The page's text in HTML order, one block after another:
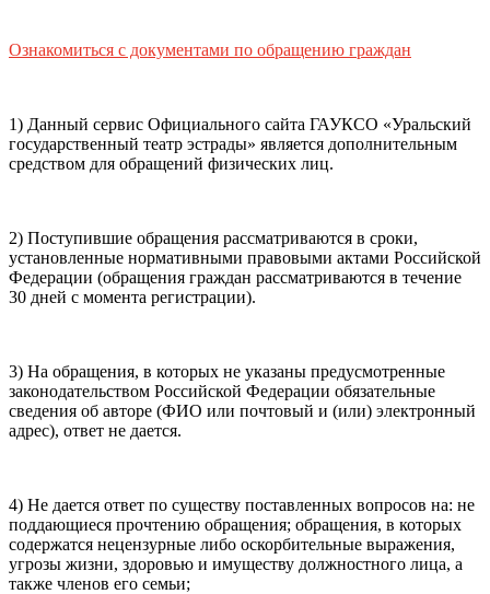
мобильный номер телефона
Способ оплаты
Банковская карта
карта
правила возвратабилетов, а такжеправила посещения
театра.
Я ознакомлен(-а) сПолитикой ГАУКСО
«УГТЭ» в отношении обработки персональных данных
(политикой конфиденциальности)
своё согласие на обработку своих персональных данных
покупаю билет(-ы) для лиц, соответсвующих возрастной
категории мероприятия.
Подтвердить
Ознакомиться с документами по обращению граждан
1) Данный сервис Официального сайта ГАУКСО «Уральский
государственный театр эстрады» является дополнительным
средством для обращений физических лиц.
2) Поступившие обращения рассматриваются в сроки,
установленные нормативными правовыми актами Российской
Федерации (обращения граждан рассматриваются в течение
30 дней с момента регистрации).
3) На обращения, в которых не указаны предусмотренные
законодательством Российской Федерации обязательные
сведения об авторе (ФИО или почтовый и (или) электронный
адрес), ответ не дается.
4) Не дается ответ по существу поставленных вопросов на: не
поддающиеся прочтению обращения; обращения, в которых
содержатся нецензурные либо оскорбительные выражения,
угрозы жизни, здоровью и имуществу должностного лица, а
также членов его семьи;